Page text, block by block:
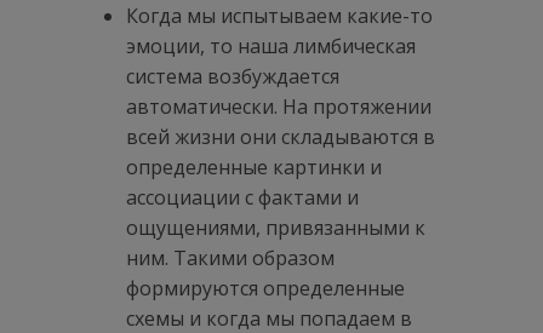
Когда мы испытываем какие-то
эмоции, то наша лимбическая
система возбуждается
автоматически. На протяжении
всей жизни они складываются в
определенные картинки и
ассоциации с фактами и
ощущениями, привязанными к
ним. Такими образом
формируются определенные
схемы и когда мы попадаем в